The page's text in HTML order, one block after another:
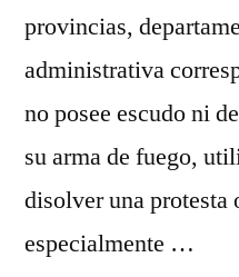
provincias,
administrativa
no posee escudo ni
su arma de fuego,
disolver una protesta
especialmente …